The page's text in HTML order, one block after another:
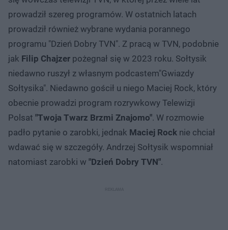
prowadził szereg programów. W ostatnich latach
prowadził również wybrane wydania porannego
programu "Dzień Dobry TVN". Z pracą w TVN, podobnie
jak Filip Chajzer pożegnał się w 2023 roku. Sołtysik
niedawno ruszył z własnym podcastem"Gwiazdy
Sołtysika". Niedawno gościł u niego Maciej Rock, który
obecnie prowadzi program rozrywkowy Telewizji
Polsat "Twoja Twarz Brzmi Znajomo". W rozmowie
padło pytanie o zarobki, jednak Maciej Rock nie chciał
wdawać się w szczegóły. Andrzej Sołtysik wspomniał
natomiast zarobki w "Dzień Dobry TVN".